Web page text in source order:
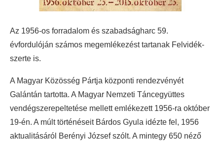
Az 1956-os forradalom és szabadságharc 59.
évfordulóján számos megemlékezést tartanak Felvidék-
szerte is.
A Magyar Közösség Pártja központi rendezvényét
Galántán tartotta. A Magyar Nemzeti Táncegyüttes
vendégszerepeltetése mellett emlékezett 1956-ra október
19-én. A múlt történéseit Bárdos Gyula idézte fel, 1956
aktualitásáról Berényi József szólt. A mintegy 650 néző